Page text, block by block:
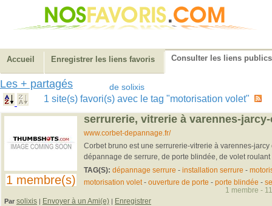
Accueil Enregistrer les liens favoris Consulter les liens publics
Les + partagés de solixis
1 site(s) favori(s) avec le tag "motorisation volet"
1 membre(s)
serrurerie, vitrerie à varennes-
www.corbet-depannage.fr/
Corbet bruno est une serrurerie-vitrerie à varennes-jarcy
dépannage de serrure, de porte blindée, de volet roulant
TAG(S): dépannage serrure - installation serrure -
motorisation volet- ouverture de porte - porte blindée -
Par solixis | Envoyer à un Ami(e) | Enregistrer
1 membre -